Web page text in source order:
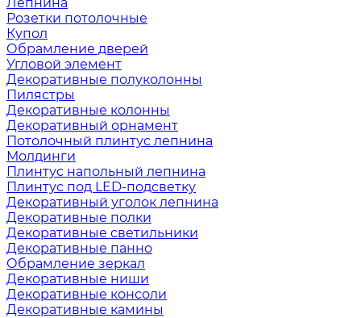
Розетки потолочные
Купол
Обрамление дверей
Угловой элемент
Декоративные полуколонны
Пилястры
Декоративные колонны
Декоративный орнамент
Потолочный плинтус лепнина
Молдинги
Плинтус напольный лепнина
Плинтус под LED-подсветку
Декоративный уголок лепнина
Декоративные полки
Декоративные светильники
Декоративные панно
Обрамление зеркал
Декоративные ниши
Декоративные консоли
Декоративные камины